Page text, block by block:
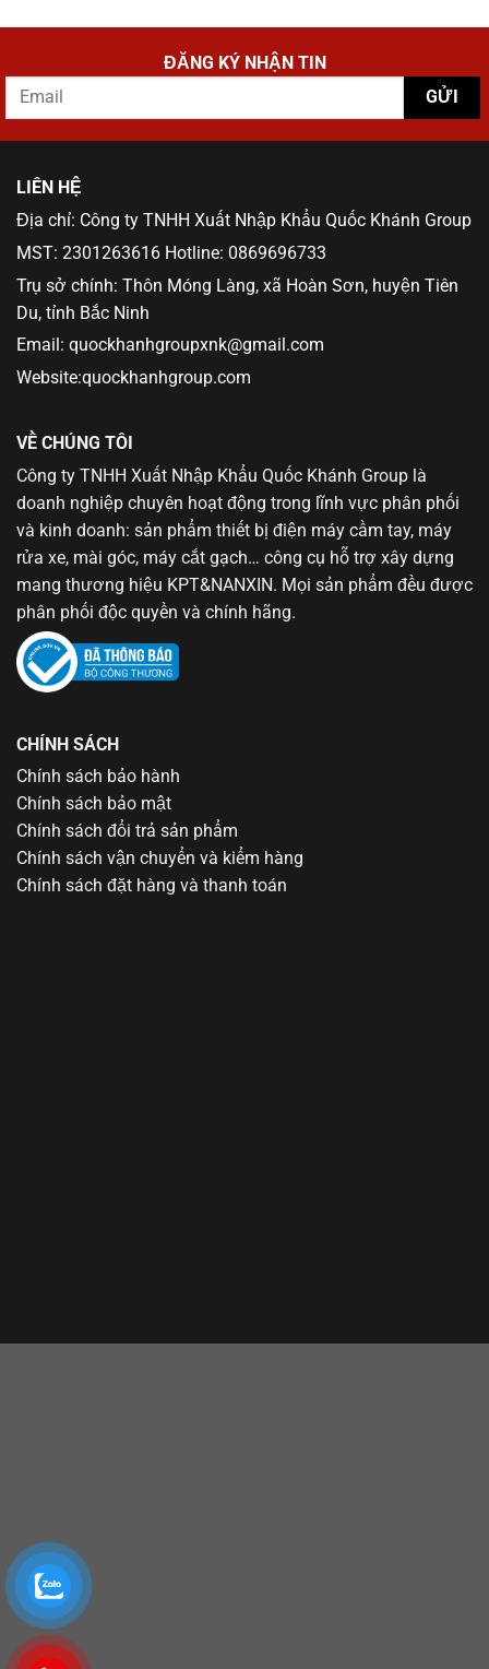
ĐĂNG KÝ NHẬN TIN
LIÊN HỆ
Địa chỉ: Công ty TNHH Xuất Nhập Khẩu Quốc Khánh Group
MST: 2301263616 Hotline: 0869696733
Trụ sở chính: Thôn Móng Làng, xã Hoàn Sơn, huyện Tiên
Du, tỉnh Bắc Ninh
Email: quockhanhgroupxnk@gmail.com
Website:quockhanhgroup.com
VỀ CHÚNG TÔI
Công ty TNHH Xuất Nhập Khẩu Quốc Khánh Group là
doanh nghiệp chuyên hoạt động trong lĩnh vực phân phối
và kinh doanh: sản phẩm thiết bị điện máy cầm tay, máy
rửa xe, mài góc, máy cắt gạch… công cụ hỗ trợ xây dựng
mang thương hiệu KPT&NANXIN. Mọi sản phẩm đều được
phân phối độc quyền và chính hãng.
CHÍNH SÁCH
Chính sách bảo hành
Chính sách bảo mật
Chính sách đổi trả sản phẩm
Chính sách vận chuyển và kiểm hàng
Chính sách đặt hàng và thanh toán